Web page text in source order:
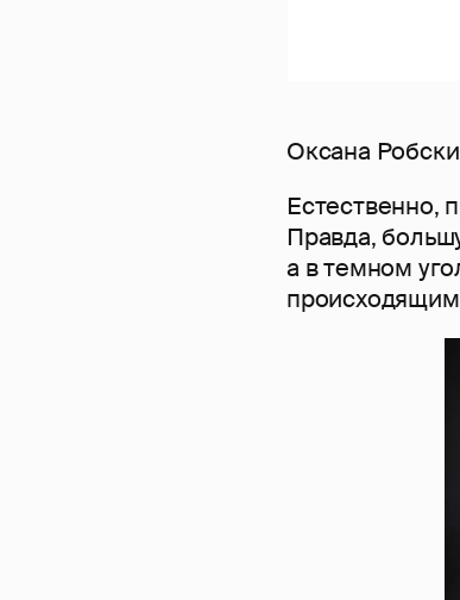
Оксана
Естественно,
Правда,
а в темном